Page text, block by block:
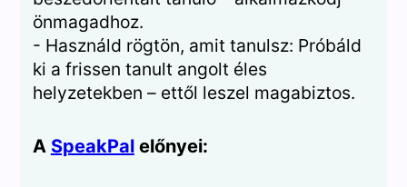
önmagadhoz.
- Használd rögtön, amit tanulsz: Próbáld
ki a frissen tanult angolt éles
helyzetekben – ettől leszel magabiztos.
A SpeakPalelőnyei: